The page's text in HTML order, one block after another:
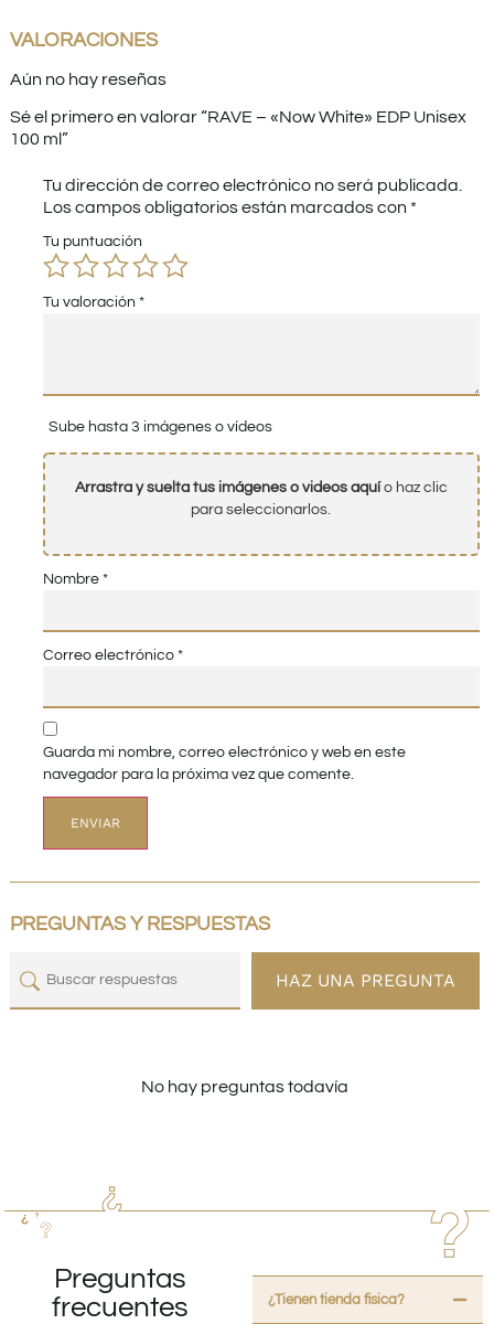
VALORACIONES
Aún no hay reseñas
Sé el primero en valorar “RAVE – «Now White» EDP Unisex
100 ml”
Tu dirección de correo electrónico no será publicada.
Los campos obligatorios están marcados con *
Tu puntuación
Tu valoración *
Sube hasta 3 imágenes o vídeos
Arrastra y suelta tus imágenes o videos aquío haz clic
para seleccionarlos.
Nombre *
Correo electrónico *
Guarda mi nombre, correo electrónico y web en este
navegador para la próxima vez que comente.
PREGUNTAS Y RESPUESTAS
HAZ UNA PREGUNTA
No hay preguntas todavía
Preguntas
frecuentes
¿Tienen tienda fisica?